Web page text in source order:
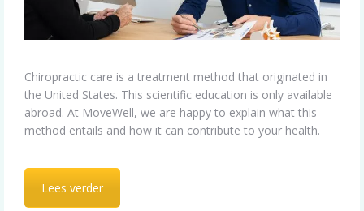
Chiropractic care is a treatment method that originated in
the United States. This scientific education is only available
abroad. At MoveWell, we are happy to explain what this
method entails and how it can contribute to your health.
Lees verder